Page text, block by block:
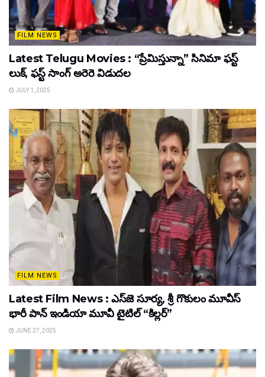
FILM NEWS
Latest Telugu Movies : “ప్రేమిస్తున్నా” సినిమా ఫస్ట్
లుక్, ఫస్ట్ సాంగ్ అరెరె విడుదల
JULY 1, 2025
FILM NEWS
Latest Film News : ఎస్‌జె సూర్య, శ్రీ గొకులం మూవీస్‌
భారీ పాన్‌ ఇండియా మూవీ టైటిల్ “కిల్లర్”
JUNE 27, 2025